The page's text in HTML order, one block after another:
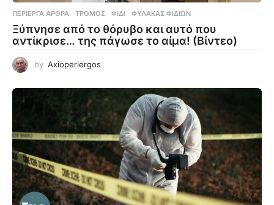
ΠΕΡΊΕΡΓΑ ΆΡΘΡΑ ΤΡΌΜΟΣ ,ΦΊΔΙ ,ΦΎΛΑΚΑΣ ΦΙΔΙΏΝ
Ξύπνησε από το θόρυβο και αυτό που
αντίκρισε… της πάγωσε το αίμα! (Βίντεο)
by Axioperiergos